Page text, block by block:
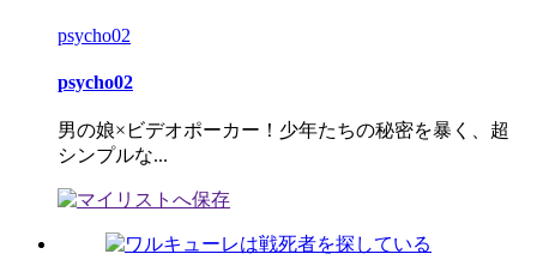
psycho02
psycho02
男の娘×ビデオポーカー！少年たちの秘密を暴く、超
シンプルな...